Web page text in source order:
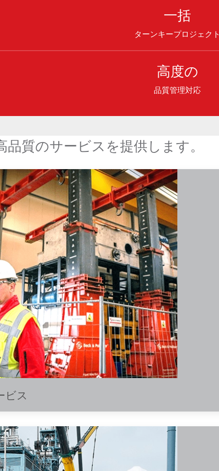
一括
ターンキープロジェクト
高度の
品質管理対応
質のサービスを提供します。
ビス